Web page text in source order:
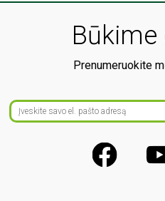
Būkime
Prenumeruokite